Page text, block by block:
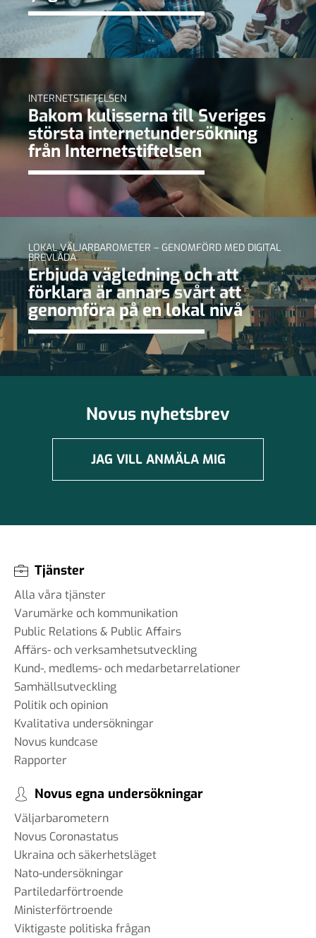
INTERNETSTIFTELSEN
Bakom kulisserna till Sveriges
största internetundersökning
från Internetstiftelsen
LOKAL VÄLJARBAROMETER – GENOMFÖRD MED DIGITAL
BREVLÅDA
Erbjuda vägledning och att
förklara är annars svårt att
genomföra på en lokal nivå
Novus nyhetsbrev
JAG VILL ANMÄLA MIG
Tjänster
Alla våra tjänster
Varumärke och kommunikation
Public Relations & Public Affairs
Affärs- och verksamhetsutveckling
Kund-, medlems- och medarbetarrelationer
Samhällsutveckling
Politik och opinion
Kvalitativa undersökningar
Novus kundcase
Rapporter
Novus egna undersökningar
Väljarbarometern
Novus Coronastatus
Ukraina och säkerhetsläget
Nato-undersökningar
Partiledarförtroende
Ministerförtroende
Viktigaste politiska frågan